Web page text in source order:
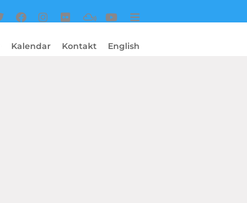
Kalendar Kontakt English